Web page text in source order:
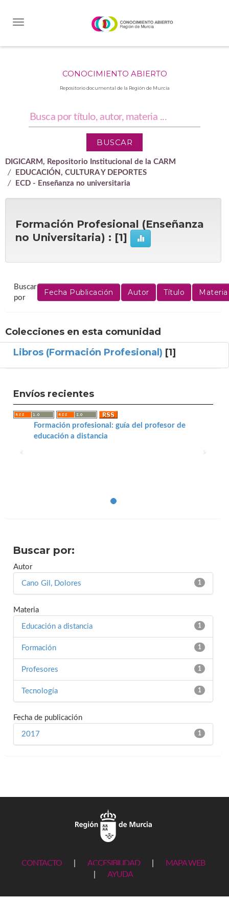
CONOCIMIENTO ABIERTO
Repositorio documental de la Región de Murcia
DIGICARM, Repositorio Institucional de la CARM
EDUCACIÓN, CULTURA Y DEPORTES
ECD - Enseñanza no universitaria
Formación Profesional (Enseñanza
no Universitaria) : [1]
Buscar
por
Colecciones en esta comunidad
Libros (Formación Profesional) [1]
Envíos recientes
Formación profesional: guía del profesor de
educación a distancia
Buscar por:
Autor
1
Cano Gil, Dolores
Materia
1
Educación a distancia
1
Formación
1
Profesores
1
Tecnología
Fecha de publicación
1
2017
CONTACTO ACCESIBILIDAD
MAPA WEB
AYUDA